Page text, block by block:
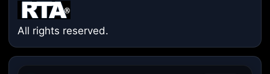
All rights reserved.